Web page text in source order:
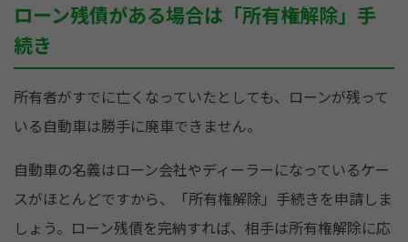
ローン残債がある場合は「所有権解除」手
続き
所有者がすでに亡くなっていたとしても、ローンが残って
いる自動車は勝手に廃車できません。
自動車の名義はローン会社やディーラーになっているケー
スがほとんどですから、「所有権解除」手続きを申請しま
しょう。ローン残債を完納すれば、相手は所有権解除に応